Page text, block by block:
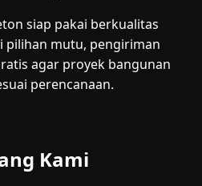
siap pakai berkualitas
pilihan mutu, pengiriman
agar proyek bangunan
perencanaan.
Kami